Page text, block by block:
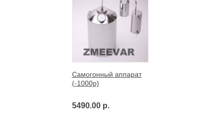
Самогонный аппарат
(-1000р)
5490.00 р.